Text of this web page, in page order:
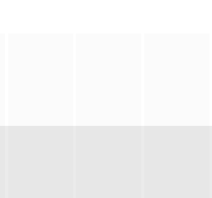
却陷入更恐怖的诡异事件，包括布偶自行移动和夜半啼哭
teen's family